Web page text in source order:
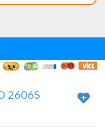
2606S